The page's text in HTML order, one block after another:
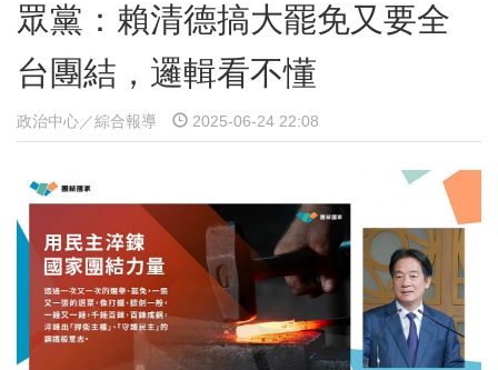
眾黨：賴清德搞大罷免又要全
台團結，邏輯看不懂
政治中心／綜合報導 2025-06-24 22:08